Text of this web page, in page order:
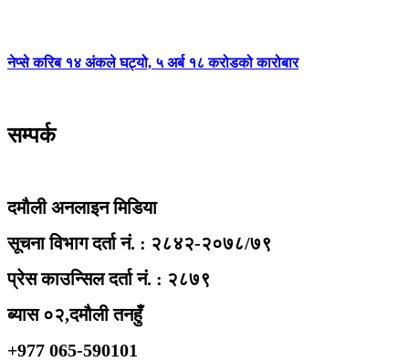
नेप्से करिब १४ अंकले घट्यो, ५ अर्ब १८ करोडको कारोबार
सम्पर्क
दमौली अनलाइन मिडिया
सूचना विभाग दर्ता नं. : २८४२-२०७८/७९
प्रेस काउन्सिल दर्ता नं. : २८७९
ब्यास ०२,दमौली तनहुँ
+977 065-590101